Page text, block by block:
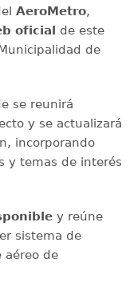
AeroMetro,
oficial de este
de
se reunirá
y se actualizará
incorporando
y temas de interés
y reúne
sistema de
aéreo de